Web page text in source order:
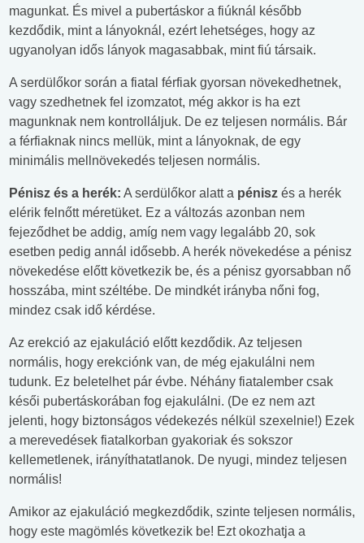
magunkat. És mivel a pubertáskor a fiúknál később
kezdődik, mint a lányoknál, ezért lehetséges, hogy az
ugyanolyan idős lányok magasabbak, mint fiú társaik.
A serdülőkor során a fiatal férfiak gyorsan növekedhetnek,
vagy szedhetnek fel izomzatot, még akkor is ha ezt
magunknak nem kontrolláljuk. De ez teljesen normális. Bár
a férfiaknak nincs mellük, mint a lányoknak, de egy
minimális mellnövekedés teljesen normális.
Pénisz és a herék: A serdülőkor alatt a pénisz és a herék
elérik felnőtt méretüket. Ez a változás azonban nem
fejeződhet be addig, amíg nem vagy legalább 20, sok
esetben pedig annál idősebb. A herék növekedése a pénisz
növekedése előtt következik be, és a pénisz gyorsabban nő
hosszába, mint széltébe. De mindkét irányba nőni fog,
mindez csak idő kérdése.
Az erekció az ejakuláció előtt kezdődik. Az teljesen
normális, hogy erekciónk van, de még ejakulálni nem
tudunk. Ez beletelhet pár évbe. Néhány fiatalember csak
késői pubertáskorában fog ejakulálni. (De ez nem azt
jelenti, hogy biztonságos védekezés nélkül szexelnie!) Ezek
a merevedések fiatalkorban gyakoriak és sokszor
kellemetlenek, irányíthatatlanok. De nyugi, mindez teljesen
normális!
Amikor az ejakuláció megkezdődik, szinte teljesen normális,
hogy este magömlés következik be! Ezt okozhatja a